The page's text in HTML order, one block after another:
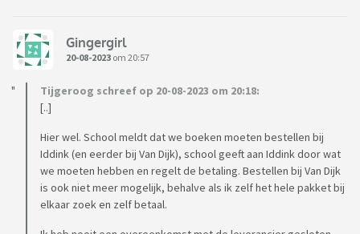
Gingergirl
20-08-2023 om 20:57
Tijgeroog schreef op 20-08-2023 om 20:18:
[..]
Hier wel. School meldt dat we boeken moeten bestellen bij
Iddink (en eerder bij Van Dijk), school geeft aan Iddink door wat
we moeten hebben en regelt de betaling. Bestellen bij Van Dijk
is ook niet meer mogelijk, behalve als ik zelf het hele pakket bij
elkaar zoek en zelf betaal.